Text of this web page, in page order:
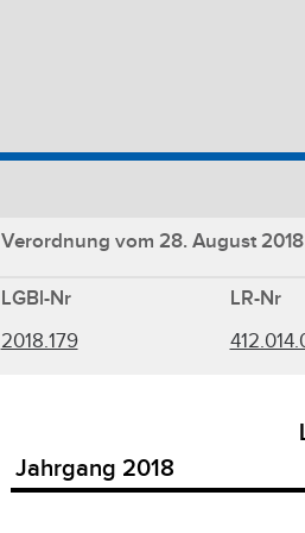
Verordnung vom 28. August
LGBl-Nr LR-Nr
2018.179